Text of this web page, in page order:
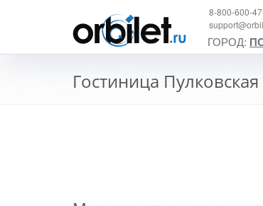
8-800-600-
ГОРОД:
Гостиница